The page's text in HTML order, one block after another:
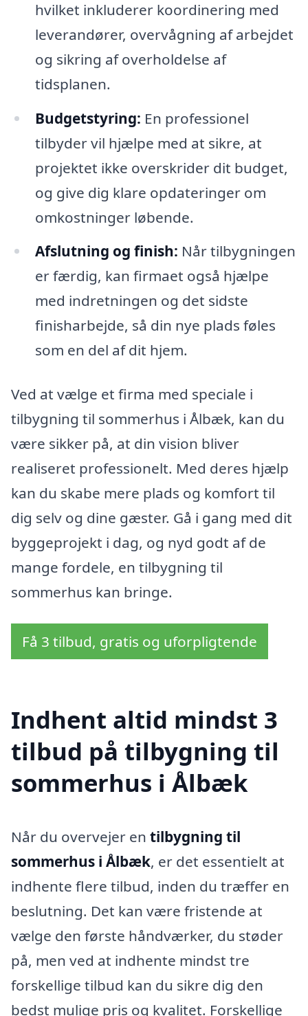
hvilket inkluderer koordinering med
leverandører, overvågning af arbejdet
og sikring af overholdelse af
tidsplanen.
Budgetstyring: En professionel
tilbyder vil hjælpe med at sikre, at
projektet ikke overskrider dit budget,
og give dig klare opdateringer om
omkostninger løbende.
Afslutning og finish: Når tilbygningen
er færdig, kan firmaet også hjælpe
med indretningen og det sidste
finisharbejde, så din nye plads føles
som en del af dit hjem.
Ved at vælge et firma med speciale i
tilbygning til sommerhus i Ålbæk, kan du
være sikker på, at din vision bliver
realiseret professionelt. Med deres hjælp
kan du skabe mere plads og komfort til
dig selv og dine gæster. Gå i gang med dit
byggeprojekt i dag, og nyd godt af de
mange fordele, en tilbygning til
sommerhus kan bringe.
Få 3 tilbud, gratis og uforpligtende
Indhent altid mindst 3
tilbud på tilbygning til
sommerhus i Ålbæk
Når du overvejer en tilbygning til
sommerhus i Ålbæk, er det essentielt at
indhente flere tilbud, inden du træffer en
beslutning. Det kan være fristende at
vælge den første håndværker, du støder
på, men ved at indhente mindst tre
forskellige tilbud kan du sikre dig den
bedst mulige pris og kvalitet. Forskellige